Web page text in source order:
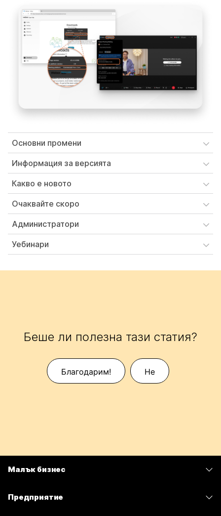
Основни промени
Информация за версията
Какво е новото
Очаквайте скоро
Администратори
Уебинари
Беше ли полезна тази статия?
Благодарим! Не
Малък бизнес
Предприятие